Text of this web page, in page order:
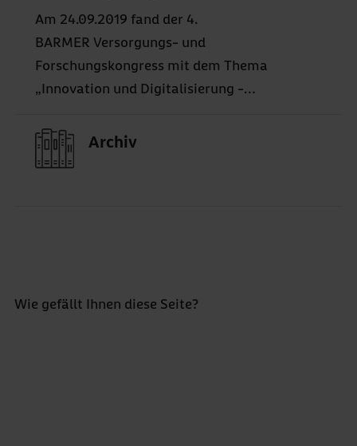
Am 24.09.2019 fand der 4.
BARMER Versorgungs- und
Forschungskongress mit dem Thema
„Innovation und Digitalisierung -
Archiv
Wie gefällt Ihnen diese Seite?